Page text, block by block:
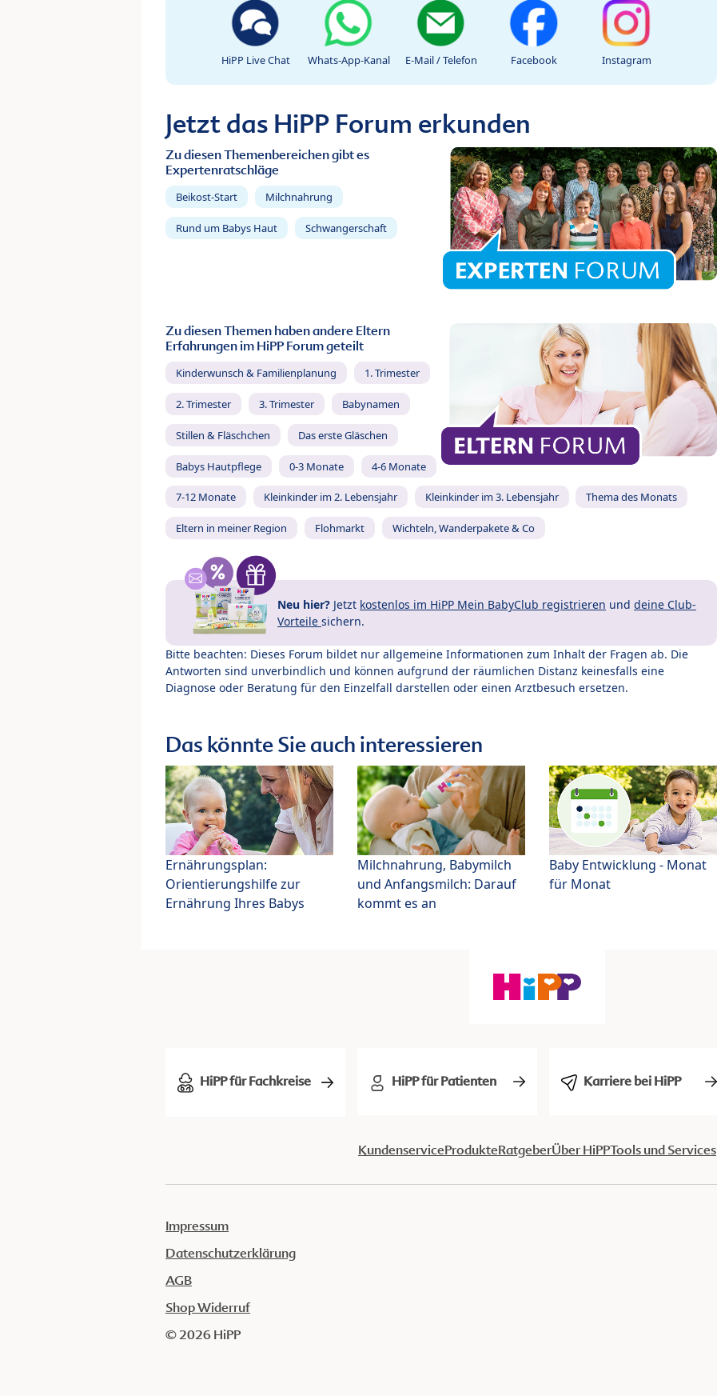
HiPP Live Chat Whats-App-Kanal E-Mail / Telefon Facebook Instagram
Jetzt das HiPP Forum erkunden
Zu diesen Themenbereichen gibt es
Expertenratschläge
Beikost-Start Milchnahrung
Rund um Babys Haut Schwangerschaft
Zu diesen Themen haben andere Eltern
Erfahrungen im HiPP Forum geteilt
Kinderwunsch & Familienplanung 1. Trimester
2. Trimester 3. Trimester Babynamen
Stillen & Fläschchen Das erste Gläschen
Babys Hautpflege 0-3 Monate 4-6 Monate
7-12 Monate Kleinkinder im 2. Lebensjahr Kleinkinder im 3. Lebensjahr Thema des Monats
Eltern in meiner Region Flohmarkt Wichteln, Wanderpakete & Co
Neu hier? Jetzt kostenlos im HiPP Mein BabyClub registrieren und deine Club-
Vorteile sichern.
Bitte beachten: Dieses Forum bildet nur allgemeine Informationen zum Inhalt der Fragen ab. Die
Antworten sind unverbindlich und können aufgrund der räumlichen Distanz keinesfalls eine
Diagnose oder Beratung für den Einzelfall darstellen oder einen Arztbesuch ersetzen.
Das könnte Sie auch interessieren
Ernährungsplan:
Orientierungshilfe zur
Ernährung Ihres Babys
Milchnahrung, Babymilch
und Anfangsmilch: Darauf
kommt es an
Baby Entwicklung - Monat
für Monat
HiPP für Fachkreise HiPP für Patienten Karriere bei HiPP
KundenserviceProdukteRatgeberÜber HiPPTools und Services
Impressum
Datenschutzerklärung
AGB
Shop Widerruf
© 2026 HiPP